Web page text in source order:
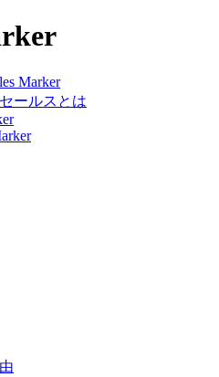
Marker
ールスとは